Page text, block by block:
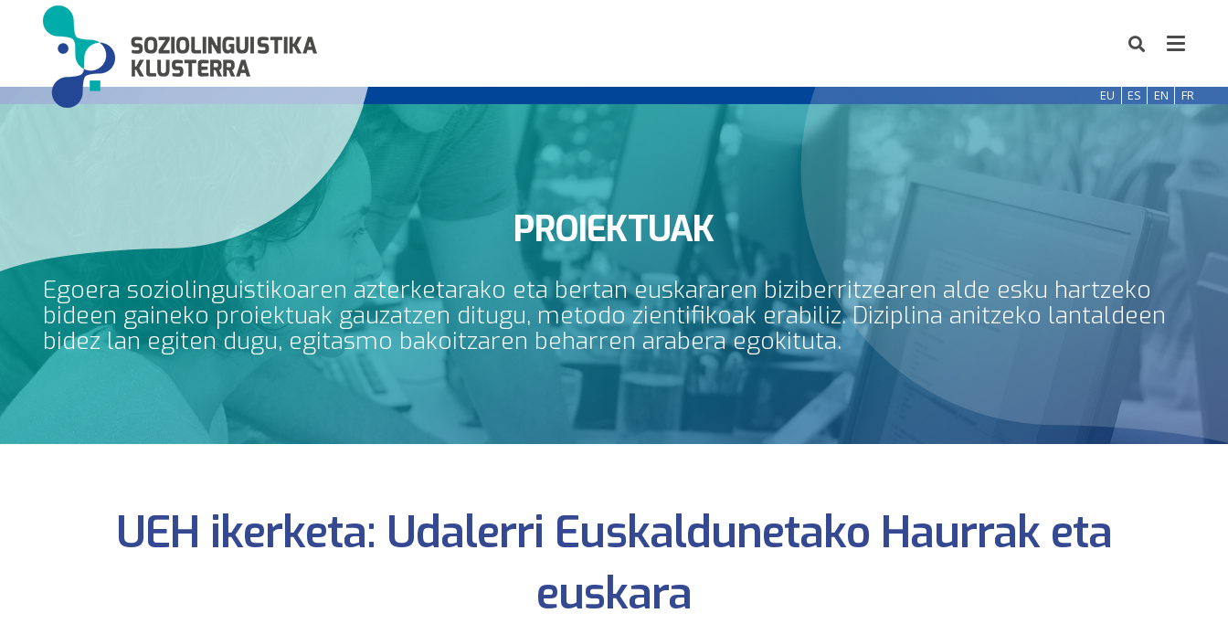
EU ES EN FR
PROIEKTUAK
Egoera soziolinguistikoaren azterketarako eta bertan euskararen biziberritzearen alde esku hartzeko
bideen gaineko proiektuak gauzatzen ditugu, metodo zientifikoak erabiliz. Diziplina anitzeko lantaldeen
bidez lan egiten dugu, egitasmo bakoitzaren beharren arabera egokituta.
UEH ikerketa: Udalerri Euskaldunetako Haurrak eta
euskara